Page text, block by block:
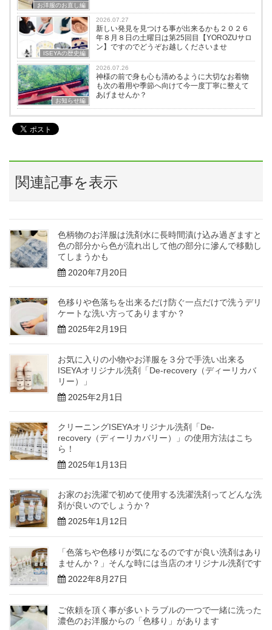
お洋服のお直し編
ISEYAの歴史編
2026.07.27
新しい発見を見つける事が出来るかも２０２６
年８月８日の土曜日は第25回目【YOROZUサロ
ン】ですのでどうぞお越しくださいませ
お知らせ編
2026.07.26
神様の前で身も心も清めるように大切なお着物
も次の着用や季節へ向けて今一度丁寧に整えて
あげませんか？
関連記事を表示
色柄物のお洋服は洗剤水に長時間漬け込み過ぎますと
色の部分から色が流れ出して他の部分に滲んで移動し
てしまうかも
2020年7月20日
色移りや色落ちを出来るだけ防ぐ一点だけで洗うデリ
ケートな洗い方ってありますか？
2025年2月19日
お気に入りの小物やお洋服を３分で手洗い出来る
ISEYAオリジナル洗剤「De-recovery（ディーリカバ
リー）」
2025年2月1日
クリーニングISEYAオリジナル洗剤「De-
recovery（ディーリカバリー）」の使用方法はこち
ら！
2025年1月13日
お家のお洗濯で初めて使用する洗濯洗剤ってどんな洗
剤が良いのでしょうか？
2025年1月12日
「色落ちや色移りが気になるのですが良い洗剤はあり
ませんか？」そんな時には当店のオリジナル洗剤です
2022年8月27日
ご依頼を頂く事が多いトラブルの一つで一緒に洗った
濃色のお洋服からの「色移り」があります